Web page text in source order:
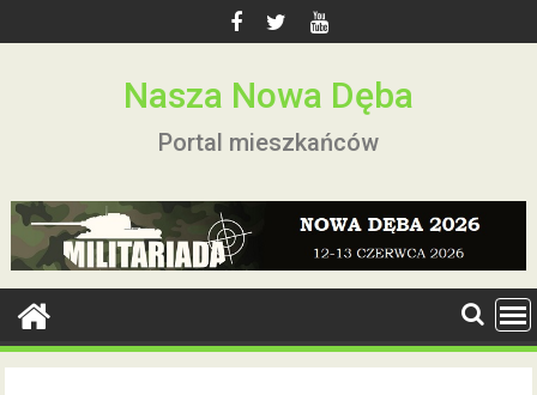
to
Nasza Nowa Dęba
Portal mieszkańców